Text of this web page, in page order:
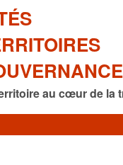
au cœur de la